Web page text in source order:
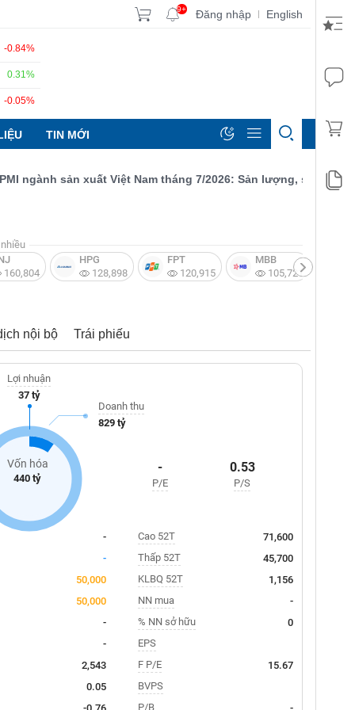
9+ Đăng nhập | English
-0.84%
0.31%
-0.05%
TIN MỚI
sản xuất Việt Nam tháng 7/2026: Sản lượng, số lượng
160,804
HPG
128,898
FPT
120,915
MBB
105,721
nội bộ Trái phiếu
Vốn hóa
440 tỷ
Lợi nhuận
37 tỷ
Doanh thu
829 tỷ
-
P/E
0.53
P/S
-
-
50,000
50,000
-
-
2,543
0.05
-0.76
Cao 52T
71,600
Thấp 52T
45,700
KLBQ 52T
1,156
NN mua
-
% NN sở hữu
0
EPS
F P/E
15.67
BVPS
P/B
-